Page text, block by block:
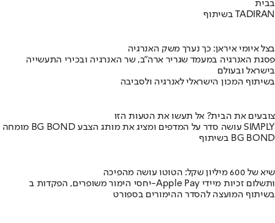
בבית
בשיתוף TADIRAN
בצל איומי איראן: כך נערך משק האנרגיה
פסגת האנרגיה במעמד שגריר ארה"ב, שר האנרגיה ובכירי התעשייה
בישראל ובעולם
בשיתוף המכון הישראלי לאנרגיה ולסביבה
צובעים את הבית? אל תעשו את הטעות הזו
מומחה BG BOND עושה סדר על המדפים ומציג את מותג הצבע SIMPLY
בשיתוף BG BOND
שיא של 600 מיליון שקל: הטוטו עושה מהפיכה
יחסי הימור משופרים, הפקדות ב-Apple Pay ותשלום זכיות מיידי
בשיתוף המועצה להסדר ההימורים בספורט